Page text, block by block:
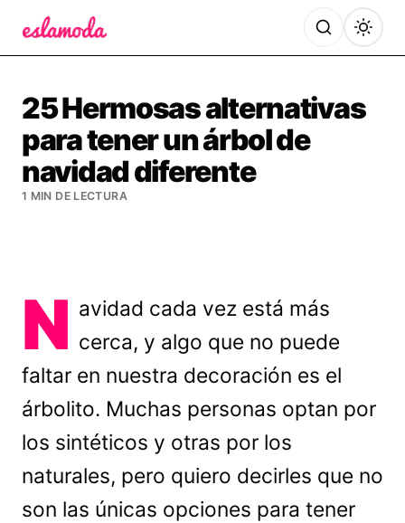
25 Hermosas alternativas
para tener un árbol de
navidad diferente
1 MIN DE LECTURA
N avidad cada vez está más
cerca, y algo que no puede
faltar en nuestra decoración es el
árbolito. Muchas personas optan por
los sintéticos y otras por los
naturales, pero quiero decirles que no
son las únicas opciones para tener